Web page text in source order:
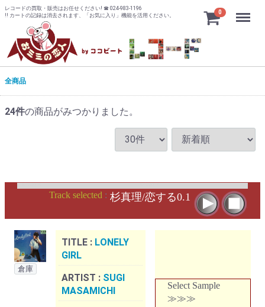
レコードの買取・販売はお任せください! ☎ 024-983-1196
!! カートの記録は消去されます、「お気に入り」機能を活用ください。
0 Menu
全商品
24件の商品がみつかりました。
Track selected : 杉真理/恋する0.1
倉庫
TITLE : LONELY
GIRL
ARTIST : SUGI
MASAMICHI
Select Sample
≫≫≫